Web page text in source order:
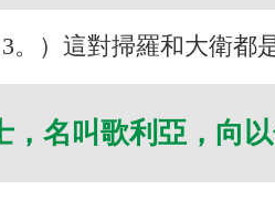
。）這對掃羅和大衛都
名叫歌利亞，向